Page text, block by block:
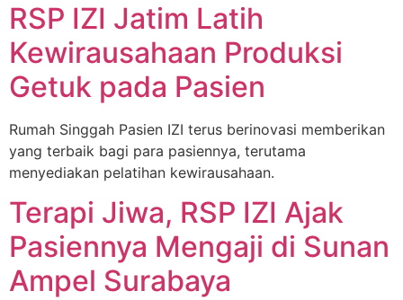
RSP IZI Jatim Latih
Kewirausahaan Produksi
Getuk pada Pasien
Rumah Singgah Pasien IZI terus berinovasi memberikan
yang terbaik bagi para pasiennya, terutama
menyediakan pelatihan kewirausahaan.
Terapi Jiwa, RSP IZI Ajak
Pasiennya Mengaji di Sunan
Ampel Surabaya